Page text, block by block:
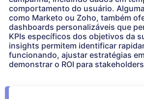
comportamento do usuário.
como Marketo ou Zoho, também
dashboards personalizáveis que
KPIs específicos dos objetivos da
insights permitem identificar
funcionando, ajustar estratégias
demonstrar o ROI para